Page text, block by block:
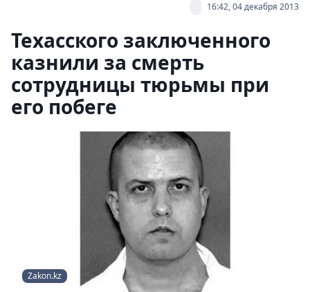
16:42, 04 декабря 2013
Техасского заключенного
казнили за смерть
сотрудницы тюрьмы при
его побеге
Zakon.kz